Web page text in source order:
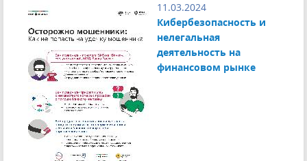
11.03.2024
Кибербезопасность и
нелегальная
деятельность на
финансовом рынке